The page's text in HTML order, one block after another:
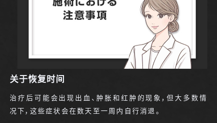
关于恢复时间
治疗后可能会出现出血、肿胀和红肿的现象，但大多数情
况下，这些症状会在数天至一周内自行消退。